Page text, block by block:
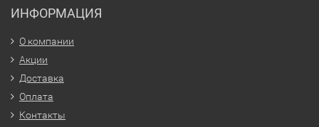
ИНФОРМАЦИЯ
О компании
Акции
Доставка
Оплата
Контакты